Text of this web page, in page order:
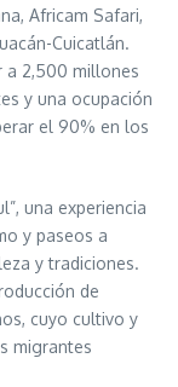
Africam Safari,
Cuicatlán.
a 2,500 millones
y una ocupación
el 90% en los
una experiencia
y paseos a
y tradiciones.
de
cuyo cultivo y
migrantes